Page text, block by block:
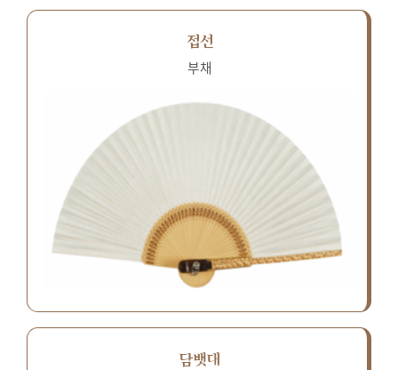
접선
부채
담뱃대